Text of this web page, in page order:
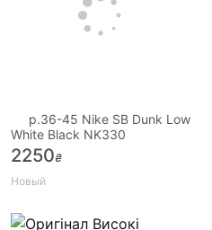
p.36-45 Nike SB Dunk Low
White Black NK330
2250₴
Новый